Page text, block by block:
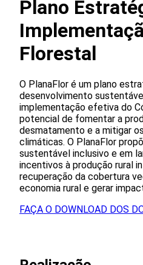
Plano
Florestal
O PlanaFlor é um plano
desenvolvimento
implementação efetiva do
potencial de fomentar a
desmatamento e a mitigar
climáticas. O PlanaFlor
sustentável inclusivo e em
incentivos à produção rural
recuperação da cobertura
economia rural e gerar
FAÇA O DOWNLOAD DOS